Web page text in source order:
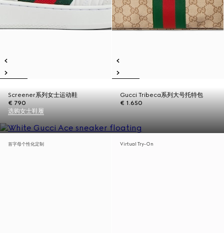
Screener系列女士运动鞋
€ 790
Gucci Tribeca系列大号托特包
€ 1.650
选购女士鞋履
首字母个性化定制 Virtual Try-On